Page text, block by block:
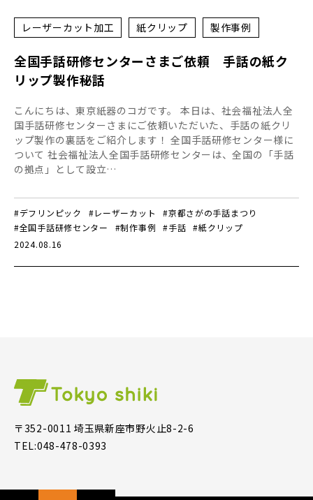
レーザーカット加工 紙クリップ 製作事例
全国手話研修センターさまご依頼 手話の紙ク
リップ製作秘話
こんにちは、東京紙器のコガです。 本日は、社会福祉法人全
国手話研修センターさまにご依頼いただいた、手話の紙クリ
ップ製作の裏話をご紹介します！ 全国手話研修センター様に
ついて 社会福祉法人全国手話研修センターは、全国の「手話
の拠点」として設立…
#デフリンピック #レーザーカット
#京都さがの手話まつり
#全国手話研修センター
#制作事例 #手話
#紙クリップ
2024.08.16
〒352-0011 埼玉県新座市野火止8-2-6
TEL:048-478-0393